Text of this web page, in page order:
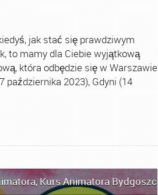
jak stać się prawdziwym
to mamy dla Ciebie wyjątkową
która odbędzie się w Warszawie
października 2023), Gdyni (14
,Kurs Animatora Bydgoszcz